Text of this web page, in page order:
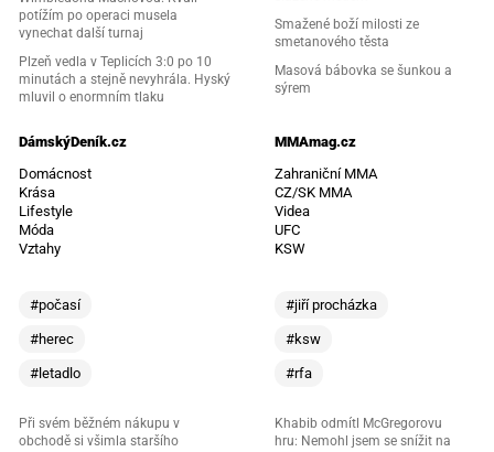
potížím po operaci musela
vynechat další turnaj
Plzeň vedla v Teplicích 3:0 po 10
minutách a stejně nevyhrála. Hyský
mluvil o enormním tlaku
Smažené boží milosti ze
smetanového těsta
Masová bábovka se šunkou a
sýrem
DámskýDeník.cz
Domácnost
Krása
Lifestyle
Móda
Vztahy
#počasí
#herec
#letadlo
Při svém běžném nákupu v
obchodě si všimla staršího
MMAmag.cz
Zahraniční MMA
CZ/SK MMA
Videa
UFC
KSW
#jiří procházka
#ksw
#rfa
Khabib odmítl McGregorovu
hru: Nemohl jsem se snížit na